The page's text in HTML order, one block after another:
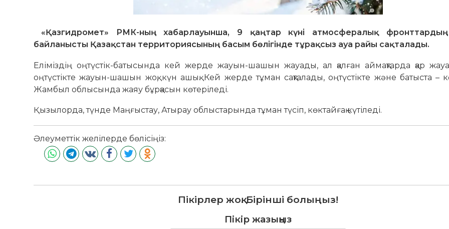
«Қазгидромет» РМК-ның хабарлауынша, 9 қаңтар күні атмосфералық фронттардың
байланысты Қазақстан территориясының басым бөлігінде тұрақсыз ауа райы сақталады.
Еліміздің оңтүстік-батысында кей жерде жауын-шашын жауады, ал қалған аймақтарда қар
оңтүстікте жауын-шашын жоқ, күн ашық. Кей жерде тұман сақталады, оңтүстікте және батыста –
Жамбыл облысында жаяу бұрқасын көтеріледі.
Қызылорда, түнде Маңғыстау, Атырау облыстарында тұман түсіп, көктайғақ күтіледі.
Әлеуметтік желілерде бөлісіңіз:
Пікірлер жоқ. Бірінші болыңыз!
Пікір жазыңыз